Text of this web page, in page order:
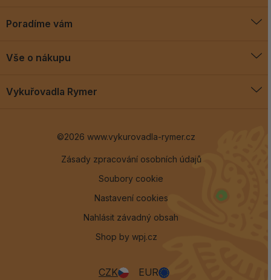
Poradíme vám
Blog
Vše o nákupu
Vykuřovadla Rymer
©2026 www.vykurovadla-rymer.cz
Zásady zpracování osobních údajů
Soubory cookie
Nastavení cookies
Nahlásit závadný obsah
Shop by wpj.cz
CZK EUR